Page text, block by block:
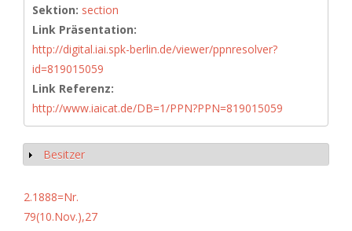
Sektion: section
Link Präsentation:
http://digital.iai.spk-berlin.de/viewer/ppnresolver?
id=819015059
Link Referenz:
http://www.iaicat.de/DB=1/PPN?PPN=819015059
Show
Besitzer
2.1888=Nr.
79(10.Nov.),27